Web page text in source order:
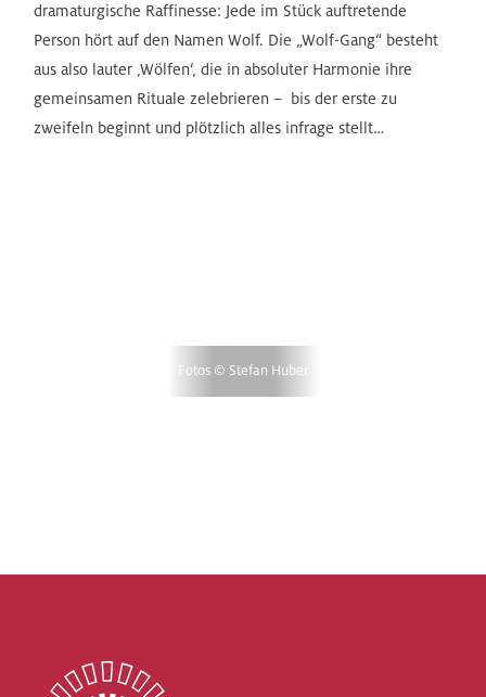
dramaturgische Raffinesse: Jede im Stück auftretende
Person hört auf den Namen Wolf. Die „Wolf-Gang“ besteht
aus also lauter ‚Wölfen‘, die in absoluter Harmonie ihre
gemeinsamen Rituale zelebrieren – bis der erste zu
zweifeln beginnt und plötzlich alles infrage stellt…
Fotos © Stefan Huber